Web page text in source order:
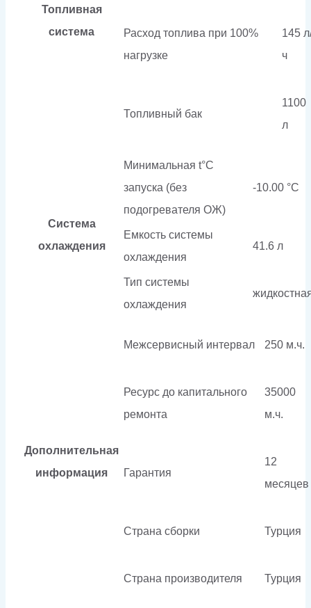
Топливная
система
Расход топлива при 100%
нагрузке
145
ч
Топливный бак
1100
л
Система
охлаждения
Минимальная t°С
запуска (без
подогревателя ОЖ)
-10.00 °С
Емкость системы
охлаждения
41.6 л
Тип системы
охлаждения
Дополнительная
информация
Межсервисный интервал 250 м.ч.
Ресурс до капитального
ремонта
35000
м.ч.
Гарантия
12
месяцев
Страна сборки Турция
Страна производителя Турция